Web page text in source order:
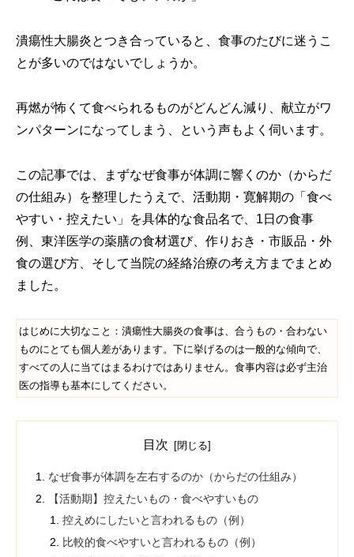
潰瘍性大腸炎とつき合っていると、食事のたびに迷うこ
とが多いのではないでしょうか。
再燃が怖くて食べられるものがどんどん減り、献立がワ
ンパターンになってしまう、という声もよく伺います。
この記事では、まずなぜ食事が体調に響くのか（からだ
の仕組み）を整理したうえで、活動期・寛解期の「食べ
やすい・控えたい」を具体的な食品名で、1日の食事
例、東洋医学の薬膳の食材選び、作りおき・市販品・外
食の選び方、そして当院の経絡治療の考え方までまとめ
ました。
はじめに大切なこと：潰瘍性大腸炎の食事は、合うもの・合わない
ものにとても個人差があります。下に挙げるのは一般的な傾向で、
すべての人に当てはまるわけではありません。食事内容は必ず主治
医の指導も基本にしてください。
目次
なぜ食事が体調を左右するのか（からだの仕組み）
【活動期】控えたいもの・食べやすいもの
控えめにしたいと言われるもの（例）
比較的食べやすいと言われるもの（例）